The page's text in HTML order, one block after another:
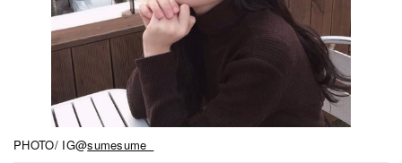
PHOTO/ IG@sumesume_